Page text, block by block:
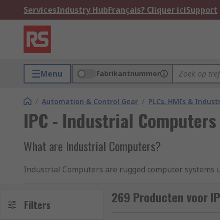
ServicesIndustry HubFrançais? Cliquer iciSupport
Menu Fabrikantnummer
/ Automation & Control Gear / PLCs, HMIs &
IPC - Industrial Computers
What are Industrial Computers?
Industrial Computers are rugged computer
Industrial Computers are a high-performance
Filters 269 Producten voor